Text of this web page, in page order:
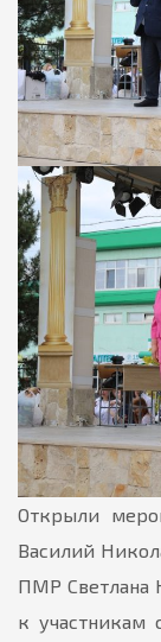
Открыли
Василий
ПМР Светлана
к участникам